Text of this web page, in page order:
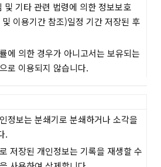
및 기타 관련 법령에 의한 정보보호
이용기간 참조)일정 기간 저장된 후
에 의한 경우가 아니고서는 보유되는
로 이용되지 않습니다.
정보는 분쇄기로 분쇄하거나 소각을
.
저장된 개인정보는 기록을 재생할 수